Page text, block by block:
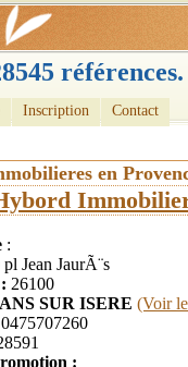
références.
Inscription Contact
en
:
pl Jean JaurÃ¨s
26100
SUR ISERE (Voir
0475707260
: